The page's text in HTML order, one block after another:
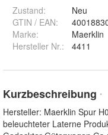
Zustand:
Neu
GTIN / EAN:
Marke:
Maerklin
Hersteller Nr.:
4411
Kurzbeschreibung *
Hersteller: Maerklin Spur
beleuchteter Laterne